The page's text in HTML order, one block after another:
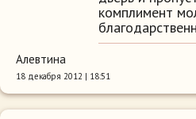
комплимент
Алевтина
18 декабря 2012 | 18:51